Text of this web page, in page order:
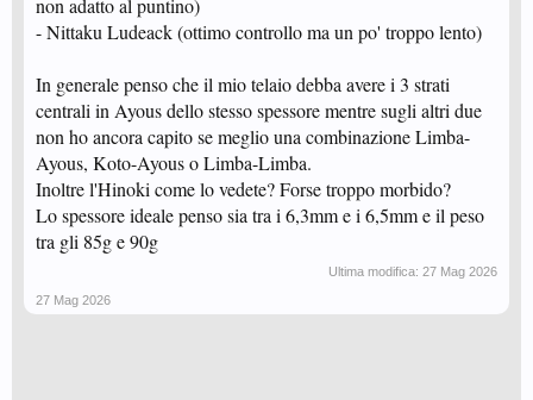
non adatto al puntino)
- Nittaku Ludeack (ottimo controllo ma un po' troppo lento)
In generale penso che il mio telaio debba avere i 3 strati
centrali in Ayous dello stesso spessore mentre sugli altri due
non ho ancora capito se meglio una combinazione Limba-
Ayous, Koto-Ayous o Limba-Limba.
Inoltre l'Hinoki come lo vedete? Forse troppo morbido?
Lo spessore ideale penso sia tra i 6,3mm e i 6,5mm e il peso
tra gli 85g e 90g
Ultima modifica: 27 Mag 2026
27 Mag 2026